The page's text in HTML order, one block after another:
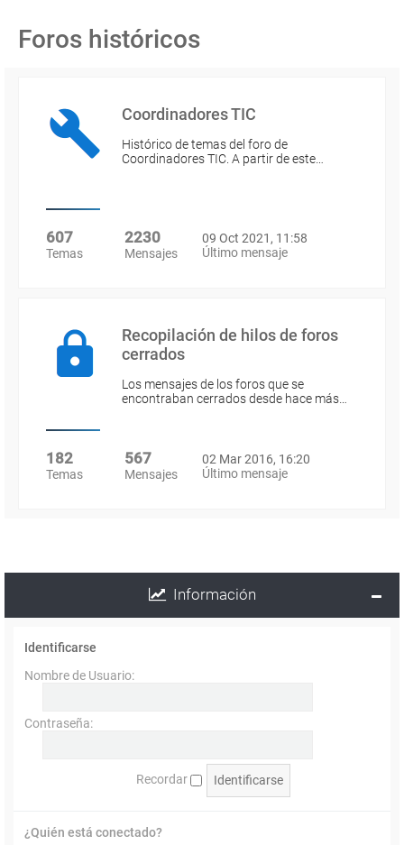
Foros históricos
Coordinadores TIC
Histórico de temas del foro de
Coordinadores TIC. A partir de este…
607
Temas
2230
Mensajes
09 Oct 2021, 11:58
Último mensaje
Recopilación de hilos de foros
cerrados
Los mensajes de los foros que se
encontraban cerrados desde hace más…
182
Temas
567
Mensajes
02 Mar 2016, 16:20
Último mensaje
Información
Identificarse
Nombre de Usuario:
Contraseña:
Recordar
¿Quién está conectado?